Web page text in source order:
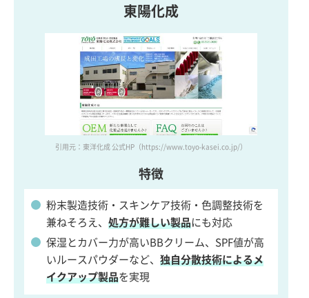
東陽化成
引用元：東洋化成 公式HP （https://www.toyo-kasei.co.jp/）
特徴
粉末製造技術・スキンケア技術・色調整技術を
兼ねそろえ、 処方が難しい製品にも対応
保湿とカバー力が高いBBクリーム、SPF値が高
いルースパウダーなど、 独自分散技術によるメ
イクアップ製品を実現